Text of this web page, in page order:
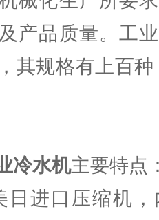
产品质量。工
其规格有上百
冷水机主要特点
进口压缩机，